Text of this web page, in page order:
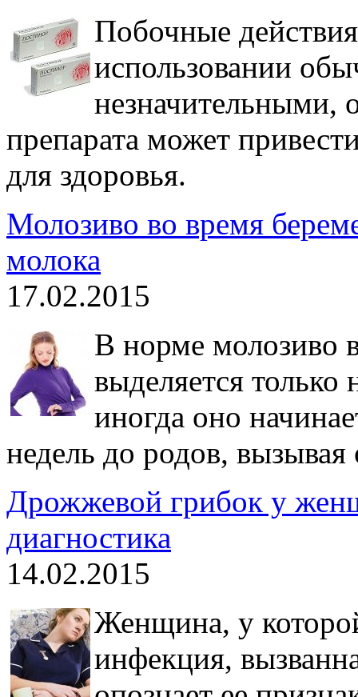
Побочные
использовании
незначительными,
препарата может
для здоровья.
Молозиво во время
молока
17.02.2015
В норме молозиво
выделяется только
иногда оно
недель до родов,
Дрожжевой грибок у
диагностика
14.02.2015
Женщина, у
инфекция,